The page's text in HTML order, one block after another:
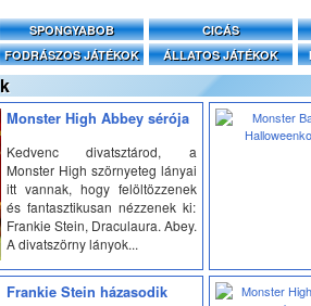
SPONGYABOB
CICÁS
FODRÁSZOS JÁTÉKOK ÁLLATOS JÁTÉKOK
Monster High Abbey sérója
Kedvenc divatsztárod, a
Monster High szörnyeteg lányai
itt vannak, hogy felöltözzenek
és fantasztikusan nézzenek ki:
Frankie Stein, Draculaura. Abey.
A divatszörny lányok...
Frankie Stein házasodik